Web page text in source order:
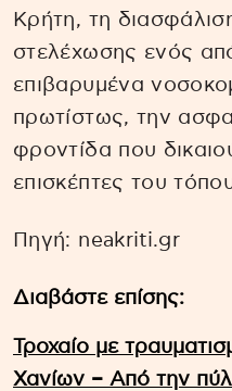
Κρήτη, τη
στελέχωσης ενός
επιβαρυμένα
πρωτίστως, την
φροντίδα που
επισκέπτες του
Πηγή: neakriti.gr
Διαβάστε επίσης:
Τροχαίο με
Χανίων – Από την